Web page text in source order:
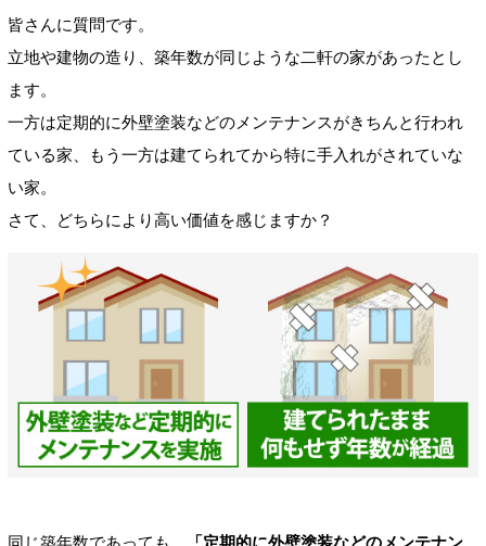
皆さんに質問です。
立地や建物の造り、築年数が同じような二軒の家があったとし
ます。
一方は定期的に外壁塗装などのメンテナンスがきちんと行われ
ている家、もう一方は建てられてから特に手入れがされていな
い家。
さて、どちらにより高い価値を感じますか？